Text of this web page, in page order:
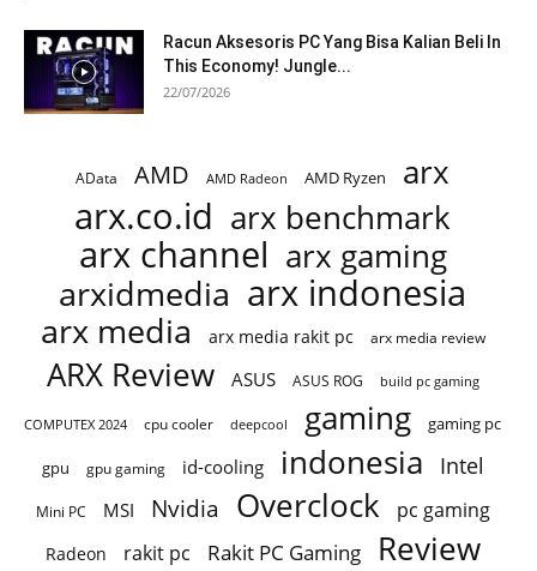
Racun Aksesoris PC Yang Bisa Kalian Beli In
This Economy! Jungle...
22/07/2026
AData AMD AMD Radeon AMD Ryzen arx
arx.co.id arx benchmark
arx channel arx gaming
arxidmedia arx indonesia
arx media arx media rakit pc arx media review
ARX Review ASUS ASUS ROG build pc gaming
COMPUTEX 2024 cpu cooler deepcool gaming gaming pc
gpu gpu gaming id-cooling indonesia Intel
Mini PC MSI Nvidia Overclock pc gaming
Radeon rakit pc Rakit PC Gaming Review